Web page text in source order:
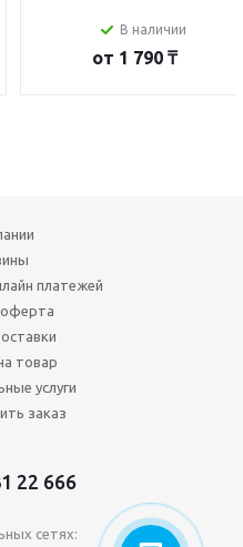
В наличии
от 1 790 ₸
платежей
товар
услуги
заказ
22 666
сетях: